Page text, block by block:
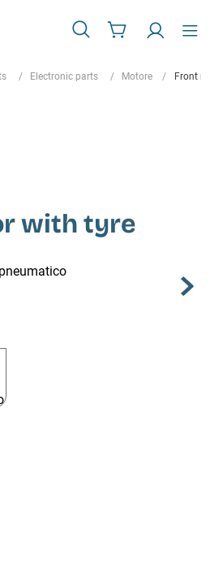
Electronic parts Motore Front
with tyre